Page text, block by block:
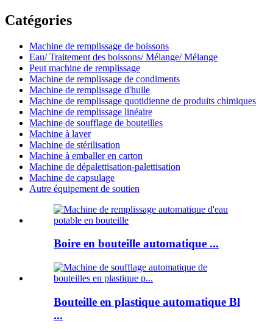
Catégories
Machine de remplissage de boissons
Eau/ Traitement des boissons/ Mélange/ Mélange
Peut machine de remplissage
Machine de remplissage de condiments
Machine de remplissage d'huile
Machine de remplissage quotidienne de produits chimiques
Machine de remplissage linéaire
Machine de soufflage de bouteilles
Machine à laver
Machine de stérilisation
Machine à emballer en carton
Machine de dépalettisation-palettisation
Machine de capsulage
Autre équipement de soutien
Boire en bouteille automatique ...
Bouteille en plastique automatique Bl
...